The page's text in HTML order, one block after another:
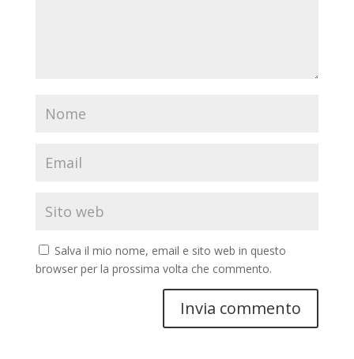
Salva il mio nome, email e sito web in questo
browser per la prossima volta che commento.